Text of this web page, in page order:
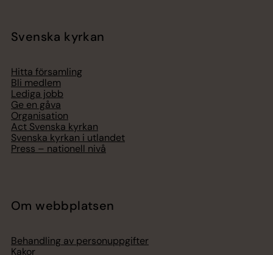
Svenska kyrkan
Hitta församling
Bli medlem
Lediga jobb
Ge en gåva
Organisation
Act Svenska kyrkan
Svenska kyrkan i utlandet
Press – nationell nivå
Om webbplatsen
Behandling av personuppgifter
Kakor